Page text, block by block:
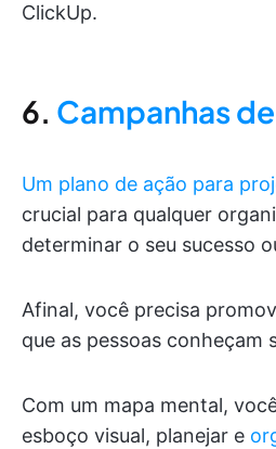
ClickUp.
6. Campanhas
Um plano de ação para
crucial para qualquer
determinar o seu sucesso
Afinal, você precisa
que as pessoas conheçam
Com um mapa mental,
esboço visual, planejar e